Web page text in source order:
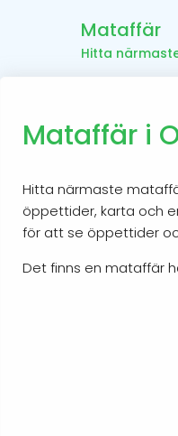
Mataffär
Hitta
Mataffär i
Hitta närmaste
öppettider, karta och
för att se öppettider
Det finns en mataffär